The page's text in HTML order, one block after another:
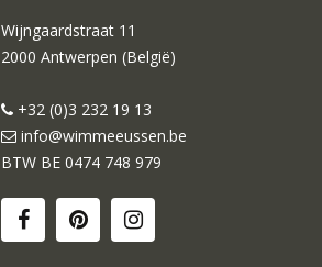
Wijngaardstraat 11
2000 Antwerpen (België)
+32 (0)3 232 19 13
info@wimmeeussen.be
BTW BE 0474 748 979